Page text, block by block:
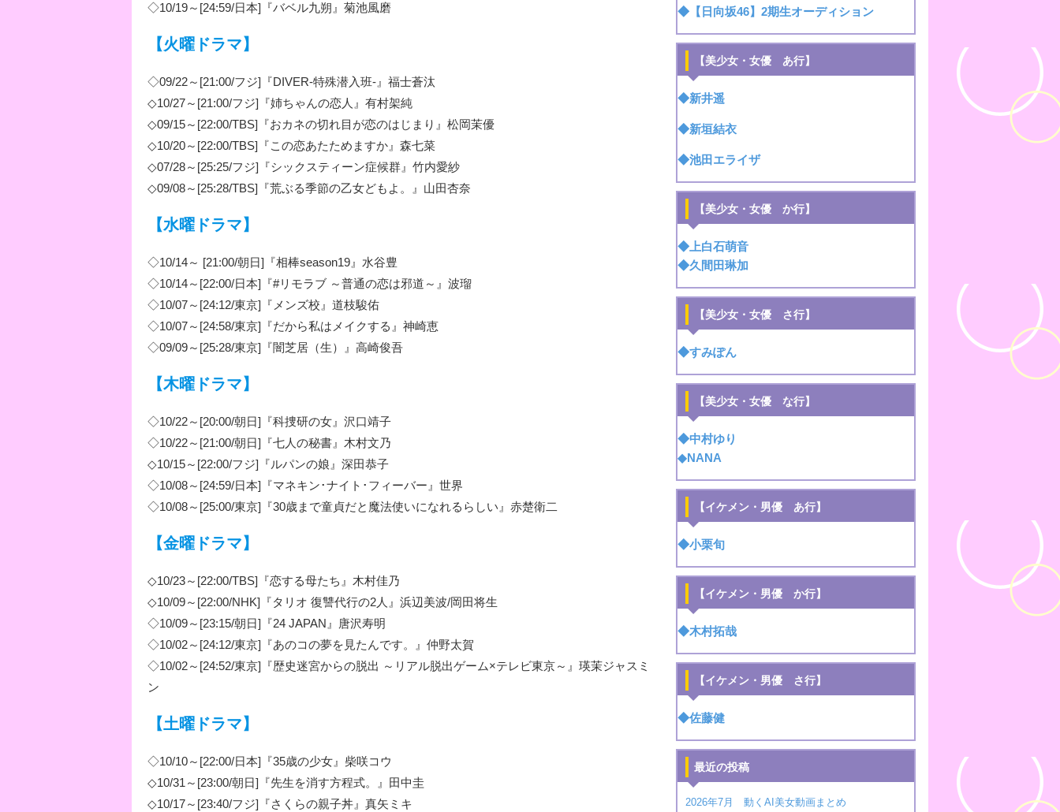
◇10/19～[24:59/日本]『バベル九朔』菊池風磨
【火曜ドラマ】
◇09/22～[21:00/フジ]『DIVER-特殊潜入班-』福士蒼汰
◇10/27～[21:00/フジ]『姉ちゃんの恋人』有村架純
◇09/15～[22:00/TBS]『おカネの切れ目が恋のはじまり』松岡茉優
◇10/20～[22:00/TBS]『この恋あたためますか』森七菜
◇07/28～[25:25/フジ]『シックスティーン症候群』竹内愛紗
◇09/08～[25:28/TBS]『荒ぶる季節の乙女どもよ。』山田杏奈
【水曜ドラマ】
◇10/14～ [21:00/朝日]『相棒season19』水谷豊
◇10/14～[22:00/日本]『#リモラブ ～普通の恋は邪道～』波瑠
◇10/07～[24:12/東京]『メンズ校』道枝駿佑
◇10/07～[24:58/東京]『だから私はメイクする』神崎恵
◇09/09～[25:28/東京]『闇芝居（生）』高崎俊吾
【木曜ドラマ】
◇10/22～[20:00/朝日]『科捜研の女』沢口靖子
◇10/22～[21:00/朝日]『七人の秘書』木村文乃
◇10/15～[22:00/フジ]『ルパンの娘』深田恭子
◇10/08～[24:59/日本]『マネキン･ナイト･フィーバー』世界
◇10/08～[25:00/東京]『30歳まで童貞だと魔法使いになれるらしい』赤楚衛二
【金曜ドラマ】
◇10/23～[22:00/TBS]『恋する母たち』木村佳乃
◇10/09～[22:00/NHK]『タリオ 復讐代行の2人』浜辺美波/岡田将生
◇10/09～[23:15/朝日]『24 JAPAN』唐沢寿明
◇10/02～[24:12/東京]『あのコの夢を見たんです。』仲野太賀
◇10/02～[24:52/東京]『歴史迷宮からの脱出 ～リアル脱出ゲーム×テレビ東京～』瑛茉ジャスミ
ン
【土曜ドラマ】
◇10/10～[22:00/日本]『35歳の少女』柴咲コウ
◇10/31～[23:00/朝日]『先生を消す方程式。』田中圭
◇10/17～[23:40/フジ]『さくらの親子丼』真矢ミキ
◆【日向坂46】2期生オーディション
【美少女・女優 あ行】
◆新井遥
◆新垣結衣
◆池田エライザ
【美少女・女優 か行】
◆上白石萌音
◆久間田琳加
【美少女・女優 さ行】
◆すみぽん
【美少女・女優 な行】
◆中村ゆり
◆NANA
【イケメン・男優 あ行】
◆小栗旬
【イケメン・男優 か行】
◆木村拓哉
【イケメン・男優 さ行】
◆佐藤健
最近の投稿
2026年7月 動くAI美女動画まとめ